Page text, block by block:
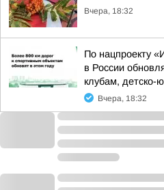
Вчера, 18:32
По нацпроекту
в России
клубам,
Вчера, 18:32